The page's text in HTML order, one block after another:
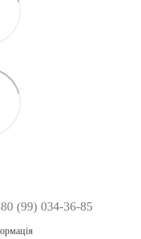
(99) 034-36-85